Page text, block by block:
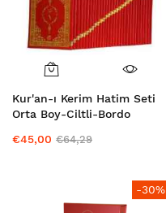
Kur'an-ı Kerim Hatim Seti
Orta Boy-Ciltli-Bordo
€45,00 €64,29
-30%